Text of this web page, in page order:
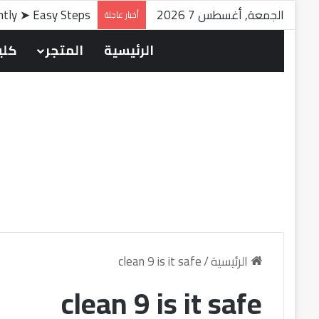
الجمعة, أغسطس 7 2026 أخبار عاجلة ➤ Easy Steps
الرئيسية المتجر
الرئيسية/
clean 9 is it safe
clean 9 is it safe